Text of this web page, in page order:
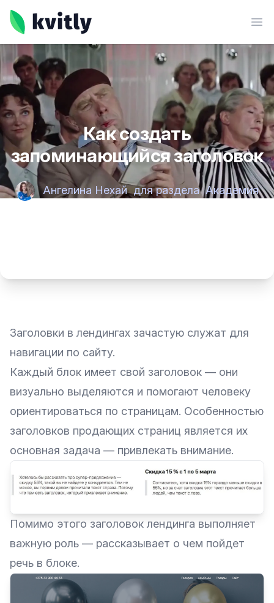
kvitly
Как создать
запоминающийся заголовок
Ангелина Нехай для раздела Академия
Заголовки в лендингах зачастую служат для
навигации по сайту.
Каждый блок имеет свой заголовок — они
визуально выделяются и помогают человеку
ориентироваться по страницам. Особенностью
заголовков продающих страниц является их
основная задача — привлекать внимание.
Помимо этого заголовок лендинга выполняет
важную роль — рассказывает о чем пойдет
речь в блоке.